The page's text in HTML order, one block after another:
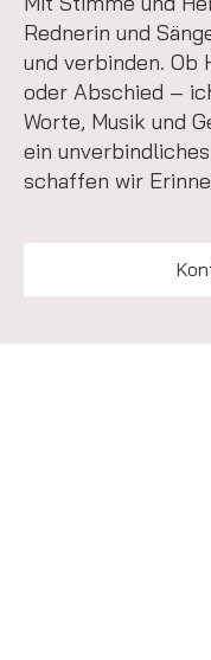
Rednerin und
und verbinden. Ob
oder Abschied –
Worte, Musik und
ein
schaffen wir